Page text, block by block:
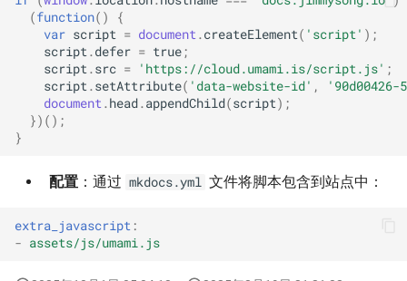
(function()
{
var script = document . createElement( 'script' );
script . defer = true;
script . src = 'https://cloud.umami.is/script.js' ;
script . setAttribute( 'data-website-id' ,
'90d00426-
document . head. appendChild(script);
})();
}
配置 ：通过 mkdocs.yml 文件将脚本包含到站点中：
extra_javascript :
- assets/js/umami.js